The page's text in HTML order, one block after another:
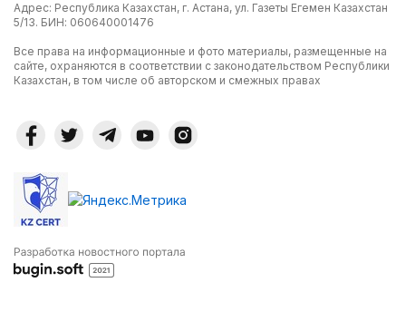
Адрес: Республика Казахстан, г. Астана, ул. Газеты Егемен Казахстан
5/13. БИН: 060640001476
Все права на информационные и фото материалы, размещенные на
сайте, охраняются в соответствии с законодательством Республики
Казахстан, в том числе об авторском и смежных правах